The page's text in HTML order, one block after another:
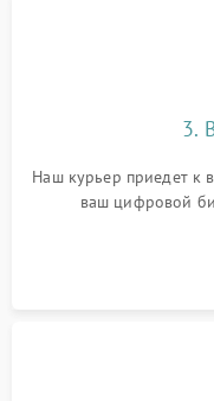
3.
Наш курьер приедет к
ваш цифровой